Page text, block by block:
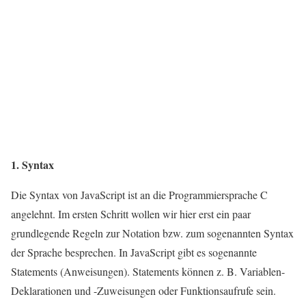
1. Syntax
Die Syntax von JavaScript ist an die Programmiersprache C
angelehnt. Im ersten Schritt wollen wir hier erst ein paar
grundlegende Regeln zur Notation bzw. zum sogenannten Syntax
der Sprache besprechen. In JavaScript gibt es sogenannte
Statements (Anweisungen). Statements können z. B. Variablen-
Deklarationen und -Zuweisungen oder Funktionsaufrufe sein.